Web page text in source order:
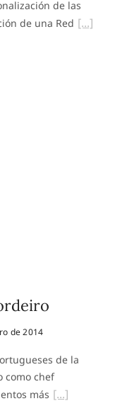
de las
de una Red
de 2014
de la
como chef
más